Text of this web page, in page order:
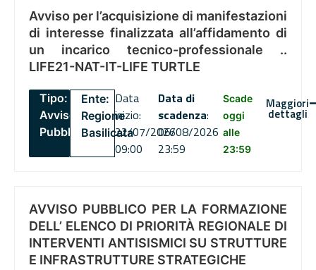
Avviso per l’acquisizione di manifestazioni
di interesse finalizzata all’affidamento di
un incarico tecnico-professionale ..
LIFE21-NAT-IT-LIFE TURTLE
Tipo:
Avviso
Pubblico
Ente:
Regione
Basilicata
Data
inizio:
22/07/2026
09:00
Data di
scadenza:
06/08/2026
23:59
Scade
oggi
alle
23:59
Maggiori
dettagli
AVVISO PUBBLICO PER LA FORMAZIONE
DELL’ ELENCO DI PRIORITÀ REGIONALE DI
INTERVENTI ANTISISMICI SU STRUTTURE
E INFRASTRUTTURE STRATEGICHE